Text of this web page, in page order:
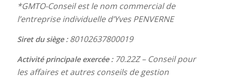
*GMTO-Conseil est le nom commercial de
l’entreprise individuelle d’Yves PENVERNE
Siret du siège :80102637800019
Activité principale exercée :70.22Z – Conseil pour
les affaires et autres conseils de gestion